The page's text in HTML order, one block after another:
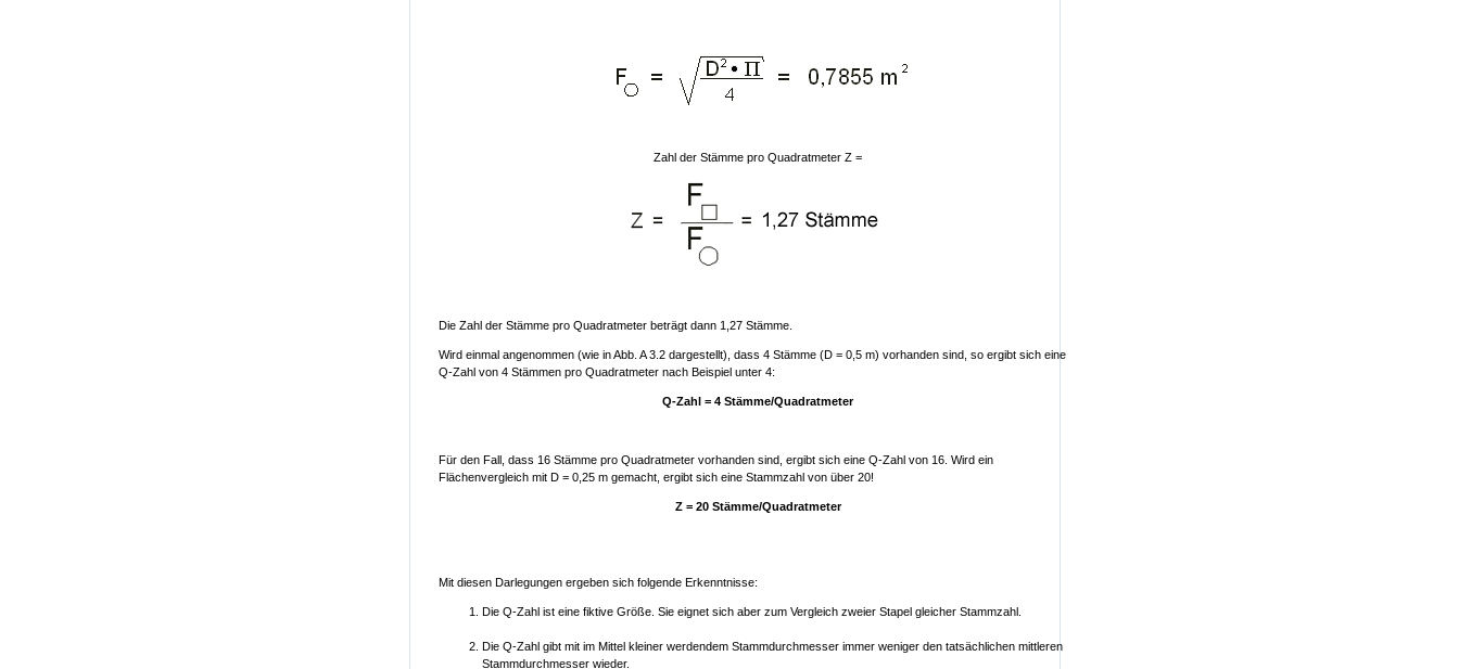
Zahl der Stämme pro Quadratmeter Z =
Die Zahl der Stämme pro Quadratmeter beträgt dann 1,27 Stämme.
Wird einmal angenommen (wie in Abb. A 3.2 dargestellt), dass 4 Stämme (D = 0,5 m) vorhanden sind, so ergibt sich eine
Q-Zahl von 4 Stämmen pro Quadratmeter nach Beispiel unter 4:
Q-Zahl = 4 Stämme/Quadratmeter
Für den Fall, dass 16 Stämme pro Quadratmeter vorhanden sind, ergibt sich eine Q-Zahl von 16. Wird ein
Flächenvergleich mit D = 0,25 m gemacht, ergibt sich eine Stammzahl von über 20!
Z = 20 Stämme/Quadratmeter
Mit diesen Darlegungen ergeben sich folgende Erkenntnisse:
Die Q-Zahl ist eine fiktive Größe. Sie eignet sich aber zum Vergleich zweier Stapel gleicher Stammzahl.
Die Q-Zahl gibt mit im Mittel kleiner werdendem Stammdurchmesser immer weniger den tatsächlichen mittleren
Stammdurchmesser wieder.